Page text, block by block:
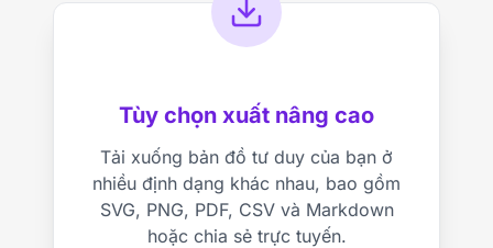
Tùy chọn xuất nâng cao
Tải xuống bản đồ tư duy của bạn ở
nhiều định dạng khác nhau, bao gồm
SVG, PNG, PDF, CSV và Markdown
hoặc chia sẻ trực tuyến.